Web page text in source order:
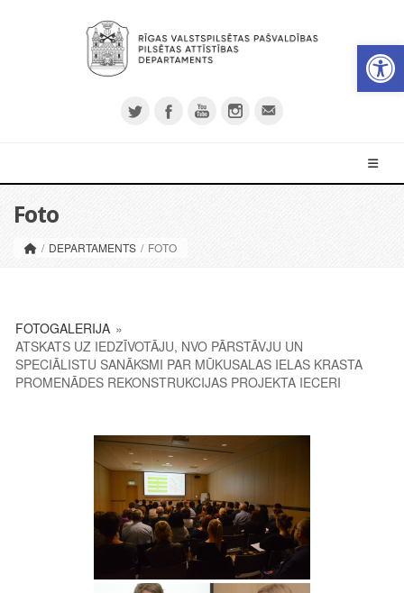
Foto
/ DEPARTAMENTS / FOTO
FOTOGALERIJA »
ATSKATS UZ IEDZĪVOTĀJU, NVO PĀRSTĀVJU UN
SPECIĀLISTU SANĀKSMI PAR MŪKUSALAS IELAS KRASTA
PROMENĀDES REKONSTRUKCIJAS PROJEKTA IECERI